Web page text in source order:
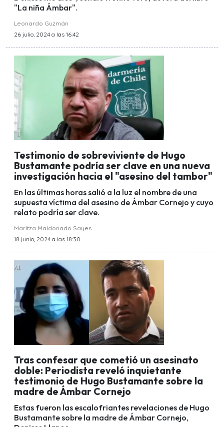
"La niña Ámbar".
Leonardo Guzmán
26 julio, 2024 a las 16:42
Testimonio de sobreviviente de Hugo
Bustamante podría ser clave en una nueva
investigación hacia el "asesino del tambor"
En las últimas horas salió a la luz el nombre de una
supuesta víctima del asesino de Ámbar Cornejo y cuyo
relato podría ser clave.
Maritza Maldonado Sayes
18 junio, 2024 a las 18:30
Tras confesar que cometió un asesinato
doble: Periodista reveló inquietante
testimonio de Hugo Bustamante sobre la
madre de Ámbar Cornejo
Estas fueron las escalofriantes revelaciones de Hugo
Bustamante sobre la madre de Ámbar Cornejo,